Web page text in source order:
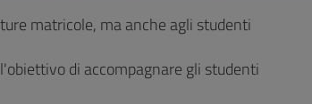
matricole, ma anche agli studenti
di accompagnare gli studenti